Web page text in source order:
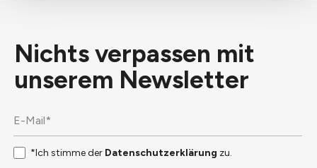
Nichts verpassen mit
unserem Newsletter
*Ich stimme der Datenschutzerklärung zu.